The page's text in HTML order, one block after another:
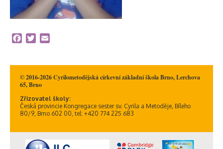
Facebook
Twitter
© 2016-2026 Cyrilometodějská církevní základní škola Brno, Lerchova
65, Brno
Zřizovatel školy:
Česká provincie Kongregace sester sv. Cyrila a Metoděje, Bíleho
80/9, Brno 602 00, tel: +420 774 225 683